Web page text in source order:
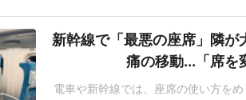
新幹線で「最悪の座席」隣が
痛の移動...「席を
電車や新幹線では、座席の使い方を